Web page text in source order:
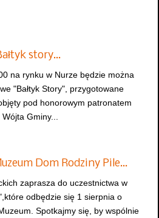
story…
na rynku w Nurze będzie można
"Bałtyk Story", przygotowane
pod honorowym patronatem
Gminy...
Dom Rodziny Pile…
zaprasza do uczestnictwa w
odbędzie się 1 sierpnia o
Spotkajmy się, by wspólnie